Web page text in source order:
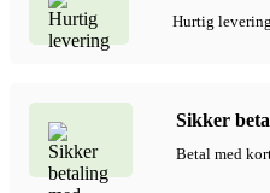
med
Lithium
Hurtig
Sikker
Betal med